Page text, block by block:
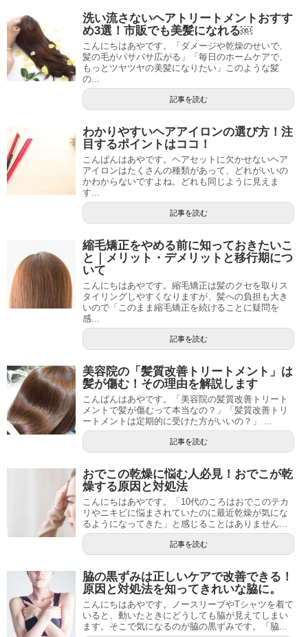
洗い流さないヘアトリートメントおすす
め3選！市販でも美髪になれる￼
こんにちはあやです。「ダメージや乾燥のせいで、
髪の毛がパサパサ広がる」「毎日のホームケアで、
もっとツヤツヤの美髪になりたい」このような髪
の...
記事を読む
わかりやすいヘアアイロンの選び方！注
目するポイントはココ！
こんばんはあやです。ヘアセットに欠かせないヘア
アイロンはたくさんの種類があって、どれがいいの
かわからないですよね。どれも同じように見えま
す...
記事を読む
縮毛矯正をやめる前に知っておきたいこ
と｜メリット・デメリットと移行期につ
いて
こんにちはあやです。縮毛矯正は髪のクセを取りス
タイリングしやすくなりますが、髪への負担も大き
いので「このまま縮毛矯正を続けることに疑問を
感...
記事を読む
美容院の「髪質改善トリートメント」は
髪が傷む！その理由を解説します
こんばんはあやです。「美容院の髪質改善トリート
メントで髪が傷むって本当なの？」「髪質改善トリ
ートメントは定期的に受けた方がいいの？」 ...
記事を読む
おでこの乾燥に悩む人必見！おでこが乾
燥する原因と対処法
こんにちはあやです。「10代のころはおでこのテカ
リやニキビに悩まされていたのに最近乾燥が気にな
るようになってきた」と感じることはありません...
記事を読む
脇の黒ずみは正しいケアで改善できる！
原因と対処法を知ってきれいな脇に。
こんにちはあやです。ノースリーブやTシャツを着て
いると、動いたときにどうしても脇が見えてしまい
ます。そこで気になるのが脇の黒ずみです。「脇...